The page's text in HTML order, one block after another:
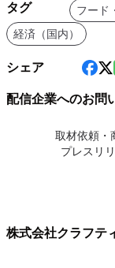
タグ フード
経済（国内）
シェア
配信企業へのお問
取材依頼・
プレスリ
株式会社クラフテ